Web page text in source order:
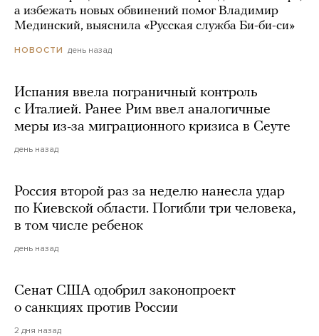
а избежать новых обвинений помог Владимир
Мединский, выяснила «Русская служба Би-би-си»
НОВОСТИ день назад
Испания ввела пограничный контроль
с Италией. Ранее Рим ввел аналогичные
меры из-за миграционного кризиса в Сеуте
день назад
Россия второй раз за неделю нанесла удар
по Киевской области. Погибли три человека,
в том числе ребенок
день назад
Сенат США одобрил законопроект
о санкциях против России
2 дня назад